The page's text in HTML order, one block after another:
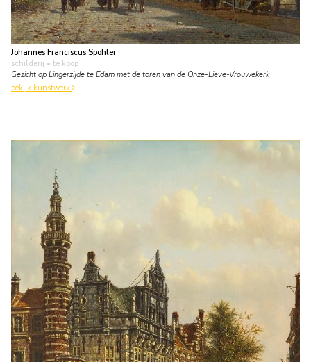
Johannes Franciscus Spohler
schilderij • te koop
Gezicht op Lingerzijde te Edam met de toren van de Onze-Lieve-Vrouwekerk
bekijk kunstwerk